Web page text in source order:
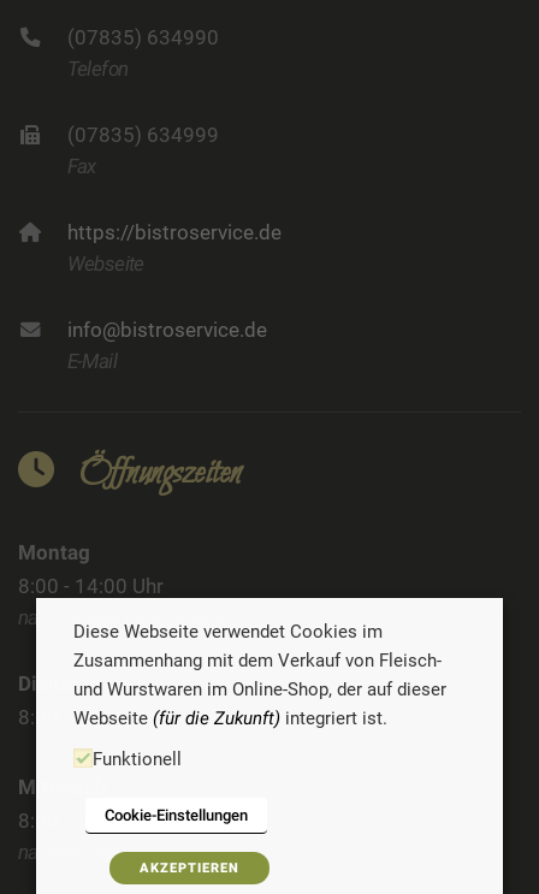
(07835) 634990
Telefon
(07835) 634999
Fax
https://bistroservice.de
Webseite
info@bistroservice.de
E-Mail
Öffnungszeiten
Montag
8:00 - 14:00 Uhr
nachmittags geschlossen
Dienstag
8:00 - 14:00 Uhr
Mittwoch
8:00 - 14:00 Uhr
nachmittags geschlossen
Diese Webseite verwendet Cookies im
Zusammenhang mit dem Verkauf von Fleisch-
und Wurstwaren im Online-Shop, der auf dieser
Webseite (für die Zukunft) integriert ist.
Funktionell
Cookie-Einstellungen
AKZEPTIEREN